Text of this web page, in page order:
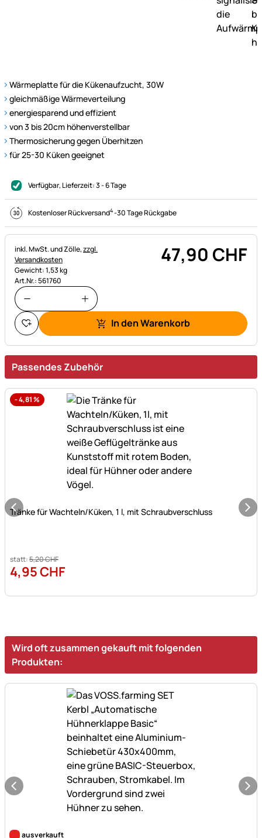
Wärmeplatte für die Kükenaufzucht, 30W
gleichmäßige Wärmeverteilung
energiesparend und effizient
von 3 bis 20cm höhenverstellbar
Thermosicherung gegen Überhitzen
für 25-30 Küken geeignet
Verfügbar, Lieferzeit:3 - 6 Tage
Kostenloser Rückversand4-30 Tage Rückgabe
Steuerhinweis:
inkl. MwSt. und Zölle,zzgl.
Versandkosten
Gewicht: 1,53 kg
Art.Nr.: 561760
47,90 CHF
In den Warenkorb
Passendes Zubehör
-4,81%
Noch keine Bewertungen abgegeben
Tränke für Wachteln/Küken, 1 l, mit Schraubverschluss
statt:5,20CHF
4,95CHF
Wird oft zusammen gekauft mit folgenden
Produkten:
Noch keine Bewertungen abgegeben
ausverkauft